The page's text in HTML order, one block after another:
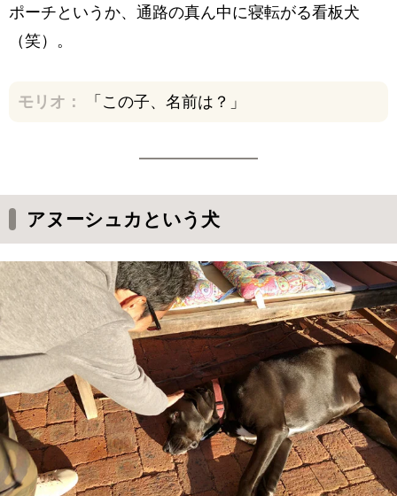
ポーチというか、通路の真ん中に寝転がる看板犬
（笑）。
モリオ： 「この子、名前は？」
アヌーシュカという犬